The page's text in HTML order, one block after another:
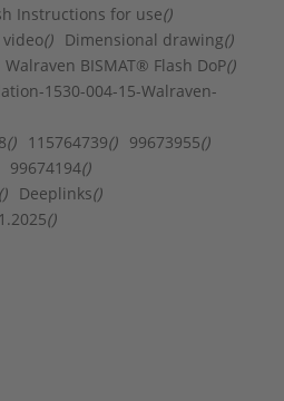
Ja
buis: Nee
buis: Ja
Nee
Instructions for use()
video() Dimensional drawing()
Walraven BISMAT® Flash DoP()
1530-004-15-Walraven-
() 115764739() 99673955()
99674194()
() Deeplinks()
()